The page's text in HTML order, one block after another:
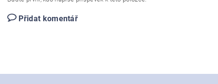
Přidat komentář